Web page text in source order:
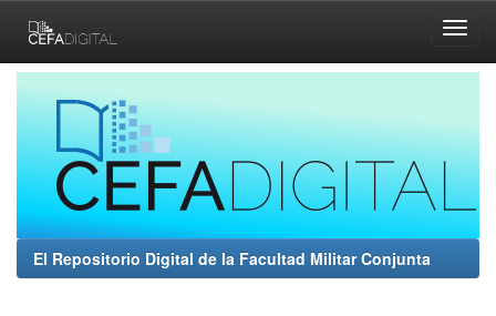
navigation
El Repositorio Digital de la Facultad Militar Conjunta